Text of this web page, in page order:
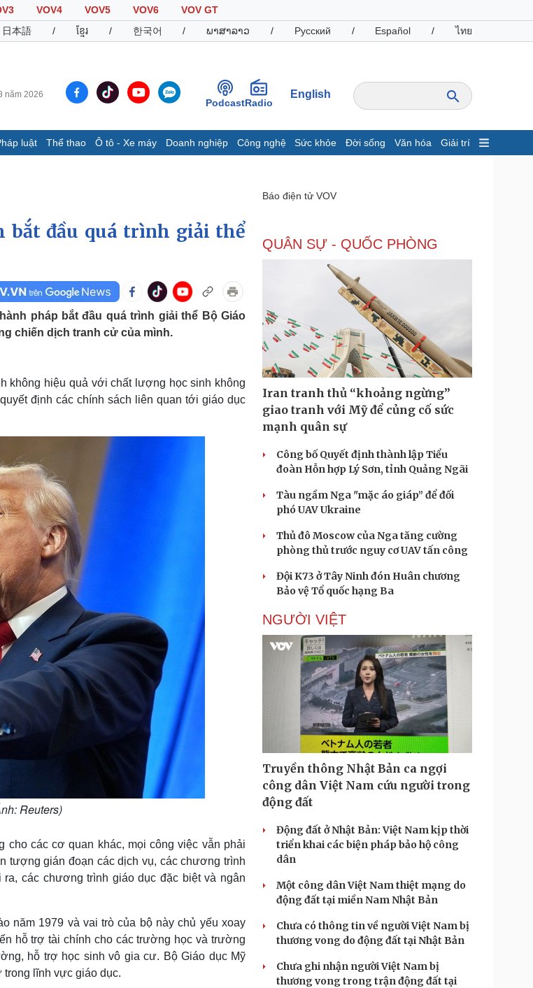
VOV4 VOV5 VOV6
VOV GT
日本語 / ខ្មែរ / 한국어 / ພາສາລາວ / Русский / Español / ไทย
năm 2026
PodcastRadio
English
luật Thể thao Ô tô - Xe máy Doanh nghiệp Công nghệ Sức khỏe Đời sống Văn hóa Giải trí
Infographic
Bất động sản
Chứng khoán
Giá cà phê
đá
Ô tô - Xe máy
Xe máy
Tư vấn
Doanh nghiệp
Doanh nghiệp 24h
Vì cộng đồng
Công nghệ
Sành điệu
Tin Công nghệ
Trải nghiệm
Chuyển đổi số
ảnh
Giải trí
Sao Việt
Du lịch
Tư vấn
Podcast
Câu chuyện thời sự
Kể chuyện cho bé
Hạt giống tâm hồn
bắt đầu quá trình giải thể
pháp bắt đầu quá trình giải thể Bộ Giáo
chiến dịch tranh cử của mình.
không hiệu quả với chất lượng học sinh không
định các chính sách liên quan tới giáo dục
Reuters)
cho các cơ quan khác, mọi công việc vẫn phải
tượng gián đoạn các dịch vụ, các chương trình
các chương trình giáo dục đặc biệt và ngân
năm 1979 và vai trò của bộ này chủ yếu xoay
hỗ trợ tài chính cho các trường học và trường
hỗ trợ học sinh vô gia cư. Bộ Giáo dục Mỹ
trong lĩnh vực giáo dục.
Báo điện tử VOV
QUÂN SỰ - QUỐC PHÒNG
Iran tranh thủ “khoảng ngừng”
giao tranh với Mỹ để củng cố sức
mạnh quân sự
Công bố Quyết định thành lập Tiểu
đoàn Hỗn hợp Lý Sơn, tỉnh Quảng Ngãi
Tàu ngầm Nga "mặc áo giáp” để đối
phó UAV Ukraine
Thủ đô Moscow của Nga tăng cường
phòng thủ trước nguy cơ UAV tấn công
Đội K73 ở Tây Ninh đón Huân chương
Bảo vệ Tổ quốc hạng Ba
NGƯỜI VIỆT
Truyền thông Nhật Bản ca ngợi
công dân Việt Nam cứu người trong
động đất
Động đất ở Nhật Bản: Việt Nam kịp thời
triển khai các biện pháp bảo hộ công
dân
Một công dân Việt Nam thiệt mạng do
động đất tại miền Nam Nhật Bản
Chưa có thông tin về người Việt Nam bị
thương vong do động đất tại Nhật Bản
Chưa ghi nhận người Việt Nam bị
thương vong trong trận động đất tại